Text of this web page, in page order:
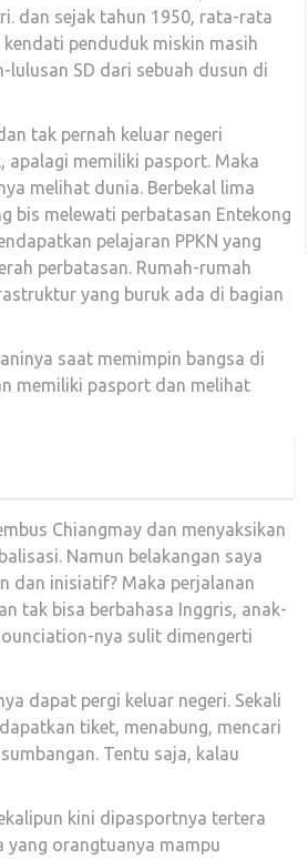
dan sejak tahun 1950, rata-rata
penduduk miskin masih
lulusan SD dari sebuah dusun di
tak pernah keluar negeri
apalagi memiliki pasport. Maka
melihat dunia. Berbekal lima
bis melewati perbatasan Entekong
pelajaran PPKN yang
perbatasan. Rumah-rumah
yang buruk ada di bagian
saat memimpin bangsa di
memiliki pasport dan melihat
Chiangmay dan menyaksikan
Namun belakangan saya
dan inisiatif? Maka perjalanan
tak bisa berbahasa Inggris, anak-
nya sulit dimengerti
dapat pergi keluar negeri. Sekali
tiket, menabung, mencari
Tentu saja, kalau
kini dipasportnya tertera
yang orangtuanya mampu